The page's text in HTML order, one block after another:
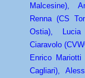
Malcesine),
Renna (CS
Ostia),
Ciaravolo
Enrico
Cagliari),